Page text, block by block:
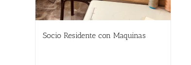
Socio Residente con Maquinas